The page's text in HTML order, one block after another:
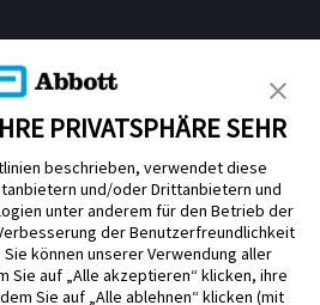
Datenschutzerklärung
PRIVATSPHÄRE SEHR
beschrieben, verwendet diese
und/oder Drittanbietern und
unter anderem für den Betrieb der
der Benutzerfreundlichkeit
können unserer Verwendung aller
Sie auf „Alle akzeptieren“ klicken, ihre
Sie auf „Alle ablehnen“ klicken (mit